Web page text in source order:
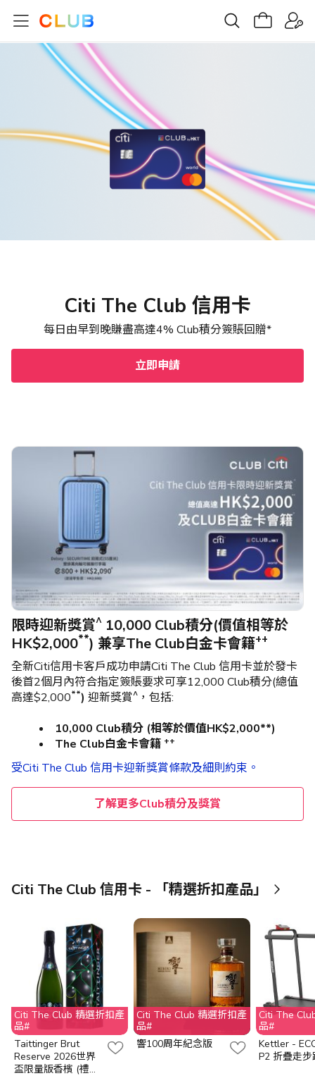
Citi The Club 信用卡
每日由早到晚賺盡高達4% Club積分簽賬回贈*
立即申請
限時迎新獎賞^ 10,000 Club積分(價值相等於
HK$2,000**) 兼享The Club白金卡會籍​++
全新Citi信用卡客戶成功申請Citi The Club 信用卡並於發卡
後首2個月內符合指定簽賬要求可享12,000 Club積分(總值
高達$2,000**) 迎新獎賞^ ，包括:
10,000 Club積分 (相等於價值HK$2,000**)
The Club白金卡會籍​ ++
受Citi The Club 信用卡迎新獎賞條款及細則約束。
了解更多Club積分及獎賞
Citi The Club 信用卡 - 「精選折扣產品」
Citi The Club 精選折扣產
品#
Taittinger Brut
Reserve 2026世界
盃限量版香檳 (禮盒
Citi The Club 精選折扣產
品#
響100周年紀念版
Citi The
品#
Kettler -
P2 折疊走